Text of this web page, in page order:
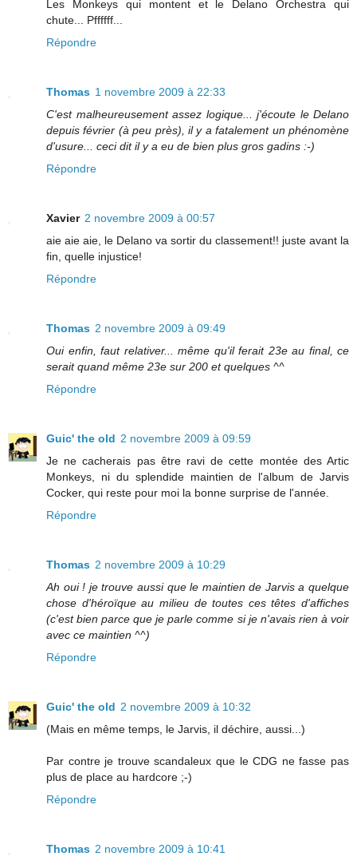
Les Monkeys qui montent et le Delano Orchestra qui
chute... Pffffff...
Répondre
Thomas 1 novembre 2009 à 22:33
C'est malheureusement assez logique... j'écoute le Delano
depuis février (à peu près), il y a fatalement un phénomène
d'usure... ceci dit il y a eu de bien plus gros gadins :-)
Répondre
Xavier 2 novembre 2009 à 00:57
aie aie aie, le Delano va sortir du classement!! juste avant la
fin, quelle injustice!
Répondre
Thomas 2 novembre 2009 à 09:49
Oui enfin, faut relativer... même qu'il ferait 23e au final, ce
serait quand même 23e sur 200 et quelques ^^
Répondre
Guic' the old 2 novembre 2009 à 09:59
Je ne cacherais pas être ravi de cette montée des Artic
Monkeys, ni du splendide maintien de l'album de Jarvis
Cocker, qui reste pour moi la bonne surprise de l'année.
Répondre
Thomas 2 novembre 2009 à 10:29
Ah oui ! je trouve aussi que le maintien de Jarvis a quelque
chose d'héroïque au milieu de toutes ces têtes d'affiches
(c'est bien parce que je parle comme si je n'avais rien à voir
avec ce maintien ^^)
Répondre
Guic' the old 2 novembre 2009 à 10:32
(Mais en même temps, le Jarvis, il déchire, aussi...)
Par contre je trouve scandaleux que le CDG ne fasse pas
plus de place au hardcore ;-)
Répondre
Thomas 2 novembre 2009 à 10:41